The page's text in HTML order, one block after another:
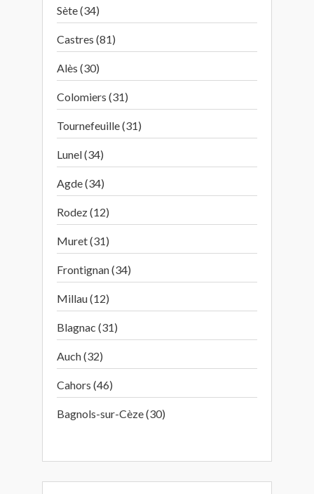
Sète (34)
Castres (81)
Alès (30)
Colomiers (31)
Tournefeuille (31)
Lunel (34)
Agde (34)
Rodez (12)
Muret (31)
Frontignan (34)
Millau (12)
Blagnac (31)
Auch (32)
Cahors (46)
Bagnols-sur-Cèze (30)